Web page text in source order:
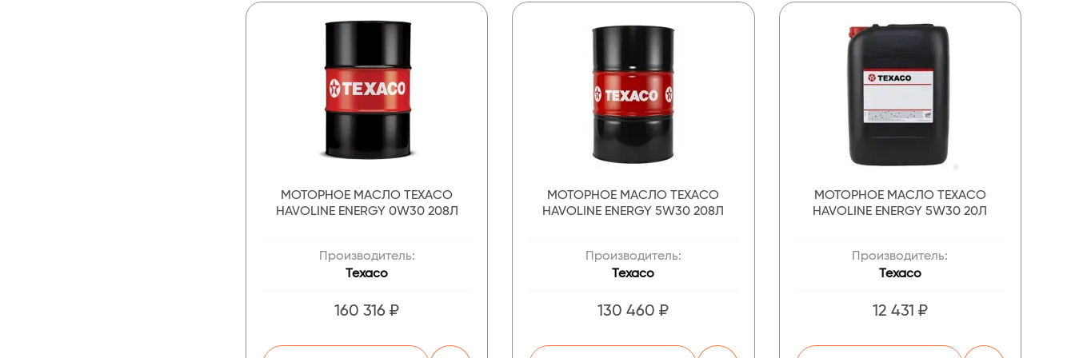
МОТОРНОЕ МАСЛО TEXACO
HAVOLINE ENERGY 0W30 208Л
Производитель:
Texaco
160 316 ₽
МОТОРНОЕ МАСЛО TEXACO
HAVOLINE ENERGY 5W30 208Л
Производитель:
Texaco
130 460 ₽
МОТОРНОЕ МАСЛО TEXACO
HAVOLINE ENERGY 5W30 20Л
Производитель:
Texaco
12 431 ₽